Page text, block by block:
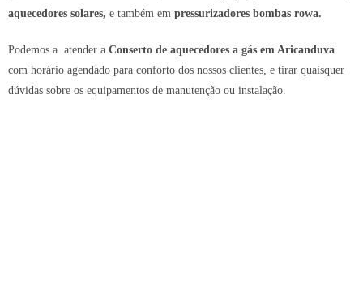
aquecedores solares, e também em pressurizadores bombas rowa.
Podemos a atender a Conserto de aquecedores a gás em Aricanduva
com horário agendado para conforto dos nossos clientes, e tirar quaisquer
dúvidas sobre os equipamentos de manutenção ou instalação.